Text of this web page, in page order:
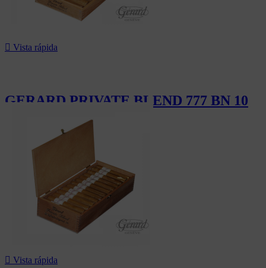
 Vista rápida
GERARD PRIVATE BLEND 777 BN 10
 Vista rápida